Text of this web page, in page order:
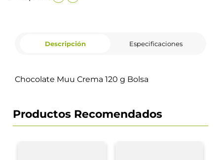
Descripción Especificaciones
Chocolate Muu Crema 120 g Bolsa
Productos Recomendados